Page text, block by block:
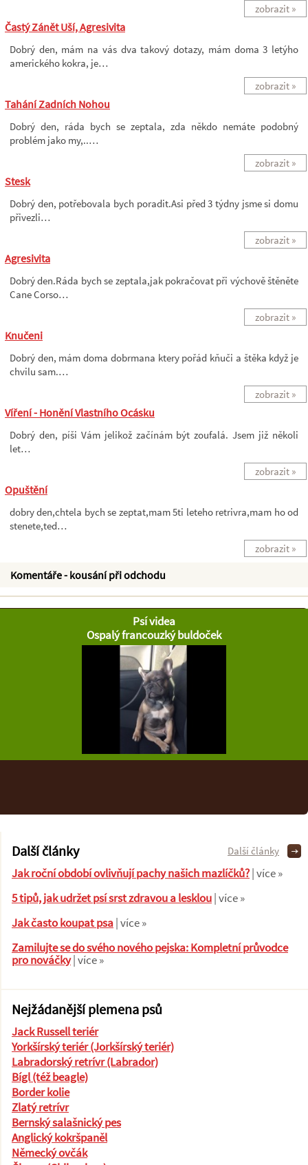
zobrazit »
Častý Zánět Uší, Agresivita
Dobrý den, mám na vás dva takový dotazy, mám doma 3 letýho
amerického kokra, je…
zobrazit »
Tahání Zadních Nohou
Dobrý den, ráda bych se zeptala, zda někdo nemáte podobný
problém jako my,..…
zobrazit »
Stesk
Dobrý den, potřebovala bych poradit.Asi před 3 týdny jsme si domu
přivezli…
zobrazit »
Agresivita
Dobrý den.Ráda bych se zeptala,jak pokračovat při výchově štěněte
Cane Corso…
zobrazit »
Knučeni
Dobrý den, mám doma dobrmana ktery pořád kňuči a štěka když je
chvilu sam.…
zobrazit »
Víření - Honění Vlastního Ocásku
Dobrý den, píši Vám jelikož začínám být zoufalá. Jsem již několi
let…
zobrazit »
Opuštění
dobry den,chtela bych se zeptat,mam 5ti leteho retrivra,mam ho od
stenete,ted…
zobrazit »
Komentáře - kousání při odchodu
Psí videa
Ospalý francouzký buldoček
Další články
Jak roční období ovlivňují pachy našich mazlíčků?| více »
5 tipů, jak udržet psí srst zdravou a lesklou| více »
Jak často koupat psa| více »
Zamilujte se do svého nového pejska: Kompletní průvodce
pro nováčky| více »
Další články
Nejžádanější plemena psů
Jack Russell teriér
Yorkšírský teriér (Jorkšírský teriér)
Labradorský retrívr (Labrador)
Bígl (též beagle)
Border kolie
Zlatý retrívr
Bernský salašnický pes
Anglický kokršpaněl
Německý ovčák